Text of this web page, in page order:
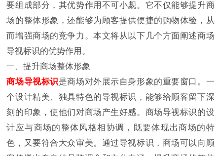
要组成部分，其优势作用不可小觑。它不仅能够提升商
场的整体形象，还能够为顾客提供便捷的购物体验，从
而增强商场的竞争力。本文将从以下几个方面阐述商场
导视标识的优势作用。
一、提升商场整体形象
商场导视标识是商场对外展示自身形象的重要窗口。一
个设计精美、独具特色的导视标识，能够给顾客留下深
刻的印象，使他们对商场产生好感。商场导视标识的设
计应与商场的整体风格相协调，既要体现出商场的特
色，又要符合大众审美。通过导视标识，商场可以向顾